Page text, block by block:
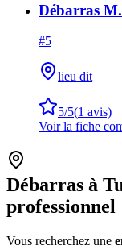
Débarras
#5
lieu dit
5/5(1 avis)
Voir la fiche
Débarras à
professionnel
Vous recherchez une